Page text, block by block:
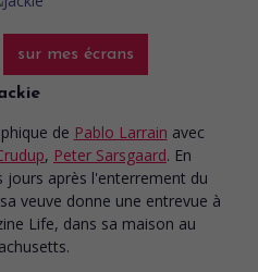
sur mes écrans
de Pablo Larrain avec
, Peter Sarsgaard. En
jours après l'enterrement du
veuve donne une entrevue à
Life, dans sa maison au